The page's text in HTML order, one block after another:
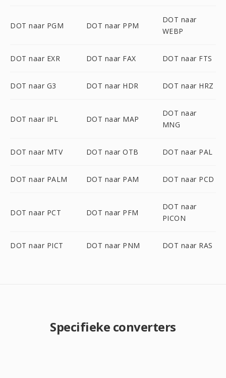
DOT naar PGM DOT naar PPM
DOT naar
WEBP
DOT naar EXR DOT naar FAX DOT naar FTS
DOT naar G3 DOT naar HDR DOT naar HRZ
DOT naar IPL DOT naar MAP
DOT naar
MNG
DOT naar MTV DOT naar OTB DOT naar PAL
DOT naar PALM DOT naar PAM DOT naar PCD
DOT naar PCT DOT naar PFM
DOT naar
PICON
DOT naar PICT DOT naar PNM DOT naar RAS
Specifieke converters